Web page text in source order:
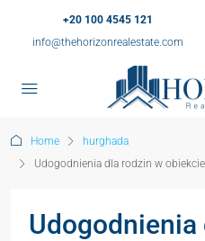
+20 100 4545 121
info@thehorizonrealestate.com
Home
hurghada
Udogodnienia dla rodzin w